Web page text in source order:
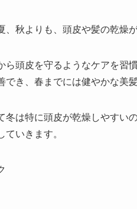
、秋よりも、頭皮や髪の乾燥
ら頭皮を守るようなケアを習
でき、春までには健やかな美
冬は特に頭皮が乾燥しやすい
ていきます。